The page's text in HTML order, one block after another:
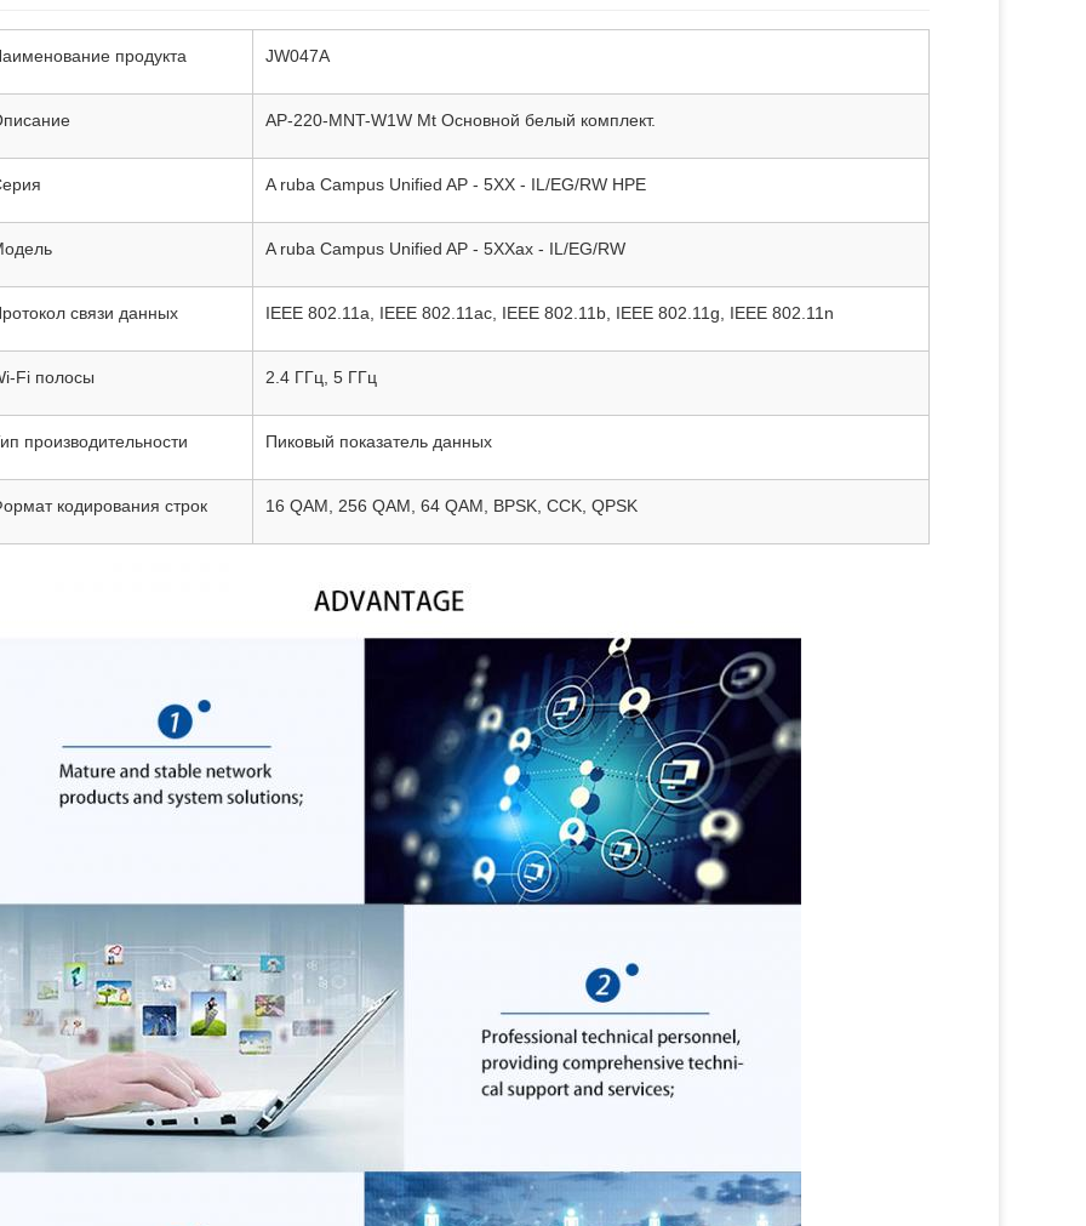
продукта JW047A
AP-220-MNT-W1W Mt Основной белый комплект.
A ruba Campus Unified AP - 5XX - IL/EG/RW HPE
A ruba Campus Unified AP - 5XXax - IL/EG/RW
связи данных IEEE 802.11a, IEEE 802.11ac, IEEE 802.11b, IEEE 802.11g, IEEE 802.11n
Fi полосы 2.4 ГГц, 5 ГГц
производительности Пиковый показатель данных
кодирования строк 16 QAM, 256 QAM, 64 QAM, BPSK, CCK, QPSK